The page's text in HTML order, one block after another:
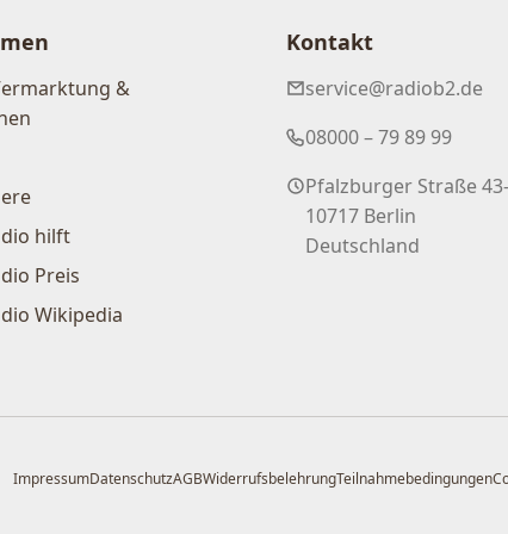
&
hilft
Preis
Wikipedia
Kontakt
service@radiob2.de
08000 – 79 89 99
Pfalzburger Straße
10717 Berlin
Deutschland
ImpressumDatenschutzAGBWiderrufsbelehrungTeilnahmebedingungen